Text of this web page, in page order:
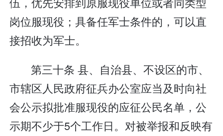
岗位服现役；具备任军士条件的，可以直
接招收为军士。
第三十条 县、自治县、不设区的市、
市辖区人民政府征兵办公室应当及时向社
会公示拟批准服现役的应征公民名单，公
示期不少于5个工作日。对被举报和反映有